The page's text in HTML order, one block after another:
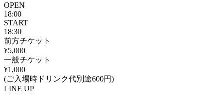
OPEN
18:00
START
18:30
前方チケット
¥5,000
一般チケット
¥1,000
(ご入場時ドリンク代別途600円)
LINE UP